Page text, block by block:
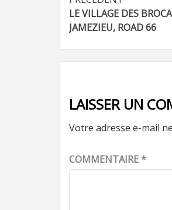
d’article
LE VILLAGE DES
JAMEZIEU, ROAD 66
LAISSER UN
Votre adresse e-mail
COMMENTAIRE*